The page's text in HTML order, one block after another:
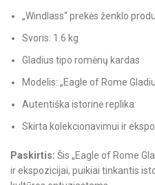
„Windlass“ prekės ženklo
Svoris: 1.6 kg
Gladius tipo romėnų kardas
Modelis: „Eagle of Rome
Autentiška istorinė replika
Skirta kolekcionavimui ir
Paskirtis: Šis „Eagle of Rome
ir ekspozicijai, puikiai tinkantis